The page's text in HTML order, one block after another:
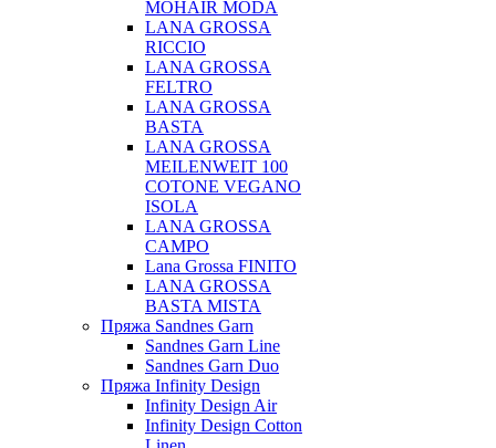
MOHAIR MODA
LANA GROSSA
RICCIO
LANA GROSSA
FELTRO
LANA GROSSA
BASTA
LANA GROSSA
MEILENWEIT 100
COTONE VEGANO
ISOLA
LANA GROSSA
CAMPO
Lana Grossa FINITO
LANA GROSSA
BASTA MISTA
Пряжа Sandnes Garn
Sandnes Garn Line
Sandnes Garn Duo
Пряжа Infinity Design
Infinity Design Air
Infinity Design Cotton